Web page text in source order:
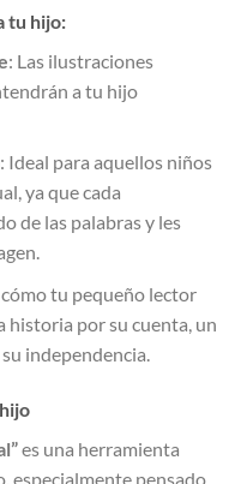
tu hijo:
: Las ilustraciones
a tu hijo
: Ideal para aquellos niños
ya que cada
de las palabras y les
cómo tu pequeño lector
historia por su cuenta, un
independencia.
es una herramienta
especialmente pensado